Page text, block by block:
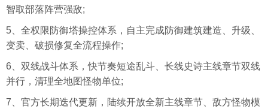
智取部落阵营强敌;
5、全权限防御塔操控体系，自主完成防御建筑建造、升级、
变卖、破损修复全流程操作;
6、双线战斗体系，快节奏短途乱斗、长线史诗主线章节双线
并行，清理全地图怪物单位;
7、官方长期迭代更新，陆续开放全新主线章节、敌方怪物模